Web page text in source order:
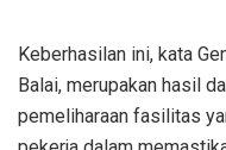
Keberhasilan ini, kata
Balai, merupakan hasil
pemeliharaan fasilitas